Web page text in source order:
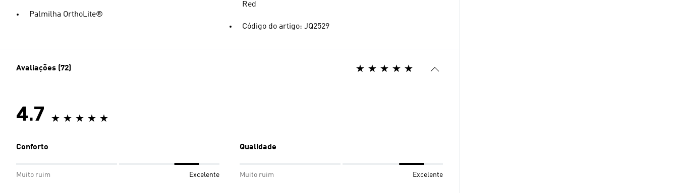
Palmilha OrthoLite®
Red
Código do artigo: JQ2529
Avaliações (72)
4.7
Conforto
Muito ruim Excelente
Qualidade
Muito ruim Excelente